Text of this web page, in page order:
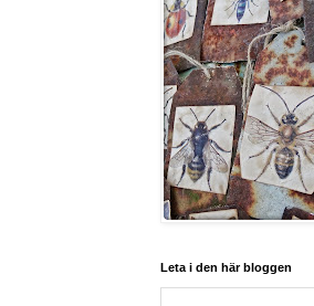
Leta i den här bloggen